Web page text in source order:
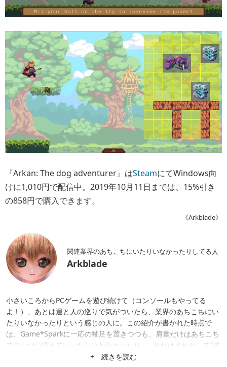
『Arkan: The dog adventurer』はSteamにてWindows向
けに1,010円で配信中。2019年10月11日までは、15%引き
の858円で購入できます。
《Arkblade》
関連業界のあちこちにいたりいなかったりしてる人
Arkblade
小さいころからPCゲームを遊び続けて（コンソールもやってる
よ！）、あとは運と人の巡りで気がついたら、業界のあちこちにい
たりいなかったりという感じの人に。この紹介が書かれた時点で
は、Game*Sparkに一応の軸足を置きつつも、肩書だけはあちこち
で少しづつ増えていったりいかなかったり…。それはそれとしてG*
Sが日本一宇宙SFゲームに強いメディアになったりしないかな。
+ 続きを読む